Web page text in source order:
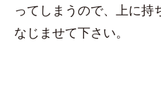
ってしまうので、上に持
なじませて下さい。